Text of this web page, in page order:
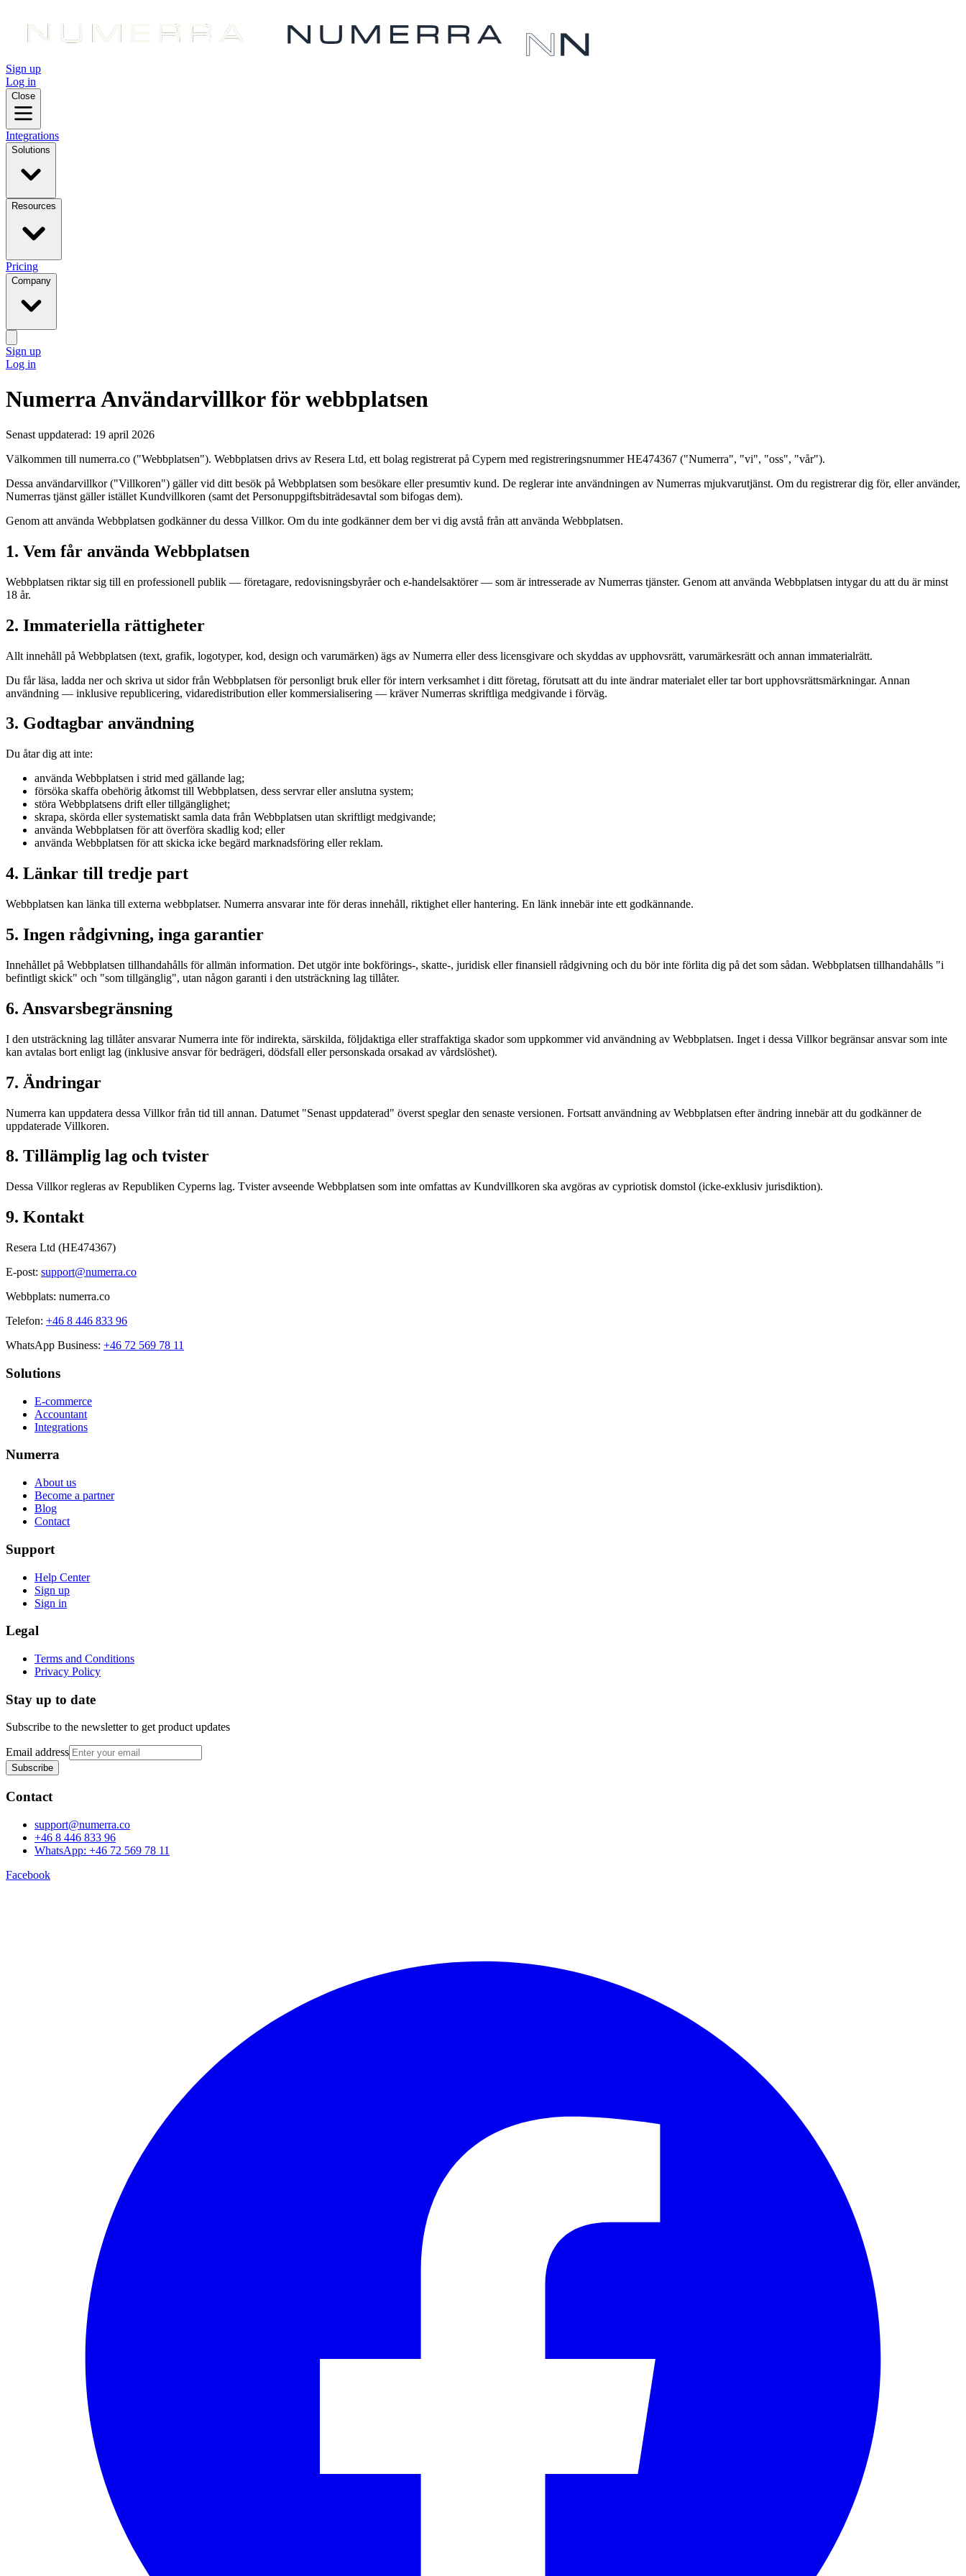
Sign up
Log in
Close
Integrations
Solutions
Resources
Pricing
Company
Sign up
Log in
Numerra Användarvillkor för webbplatsen
Senast uppdaterad: 19 april 2026
Välkommen till numerra.co ("Webbplatsen"). Webbplatsen drivs av Resera Ltd, ett bolag registrerat på Cypern med registreringsnummer HE474367 ("Numerra", "vi", "oss", "vår").
Dessa användarvillkor ("Villkoren") gäller vid ditt besök på Webbplatsen som besökare eller presumtiv kund. De reglerar inte användningen av Numerras mjukvarutjänst. Om du registrerar dig för, eller använder,
Numerras tjänst gäller istället Kundvillkoren (samt det Personuppgiftsbiträdesavtal som bifogas dem).
Genom att använda Webbplatsen godkänner du dessa Villkor. Om du inte godkänner dem ber vi dig avstå från att använda Webbplatsen.
1. Vem får använda Webbplatsen
Webbplatsen riktar sig till en professionell publik — företagare, redovisningsbyråer och e-handelsaktörer — som är intresserade av Numerras tjänster. Genom att använda Webbplatsen intygar du att du är minst
18 år.
2. Immateriella rättigheter
Allt innehåll på Webbplatsen (text, grafik, logotyper, kod, design och varumärken) ägs av Numerra eller dess licensgivare och skyddas av upphovsrätt, varumärkesrätt och annan immaterialrätt.
Du får läsa, ladda ner och skriva ut sidor från Webbplatsen för personligt bruk eller för intern verksamhet i ditt företag, förutsatt att du inte ändrar materialet eller tar bort upphovsrättsmärkningar. Annan
användning — inklusive republicering, vidaredistribution eller kommersialisering — kräver Numerras skriftliga medgivande i förväg.
3. Godtagbar användning
Du åtar dig att inte:
använda Webbplatsen i strid med gällande lag;
försöka skaffa obehörig åtkomst till Webbplatsen, dess servrar eller anslutna system;
störa Webbplatsens drift eller tillgänglighet;
skrapa, skörda eller systematiskt samla data från Webbplatsen utan skriftligt medgivande;
använda Webbplatsen för att överföra skadlig kod; eller
använda Webbplatsen för att skicka icke begärd marknadsföring eller reklam.
4. Länkar till tredje part
Webbplatsen kan länka till externa webbplatser. Numerra ansvarar inte för deras innehåll, riktighet eller hantering. En länk innebär inte ett godkännande.
5. Ingen rådgivning, inga garantier
Innehållet på Webbplatsen tillhandahålls för allmän information. Det utgör inte bokförings-, skatte-, juridisk eller finansiell rådgivning och du bör inte förlita dig på det som sådan. Webbplatsen tillhandahålls "i
befintligt skick" och "som tillgänglig", utan någon garanti i den utsträckning lag tillåter.
6. Ansvarsbegränsning
I den utsträckning lag tillåter ansvarar Numerra inte för indirekta, särskilda, följdaktiga eller straffaktiga skador som uppkommer vid användning av Webbplatsen. Inget i dessa Villkor begränsar ansvar som inte
kan avtalas bort enligt lag (inklusive ansvar för bedrägeri, dödsfall eller personskada orsakad av vårdslöshet).
7. Ändringar
Numerra kan uppdatera dessa Villkor från tid till annan. Datumet "Senast uppdaterad" överst speglar den senaste versionen. Fortsatt användning av Webbplatsen efter ändring innebär att du godkänner de
uppdaterade Villkoren.
8. Tillämplig lag och tvister
Dessa Villkor regleras av Republiken Cyperns lag. Tvister avseende Webbplatsen som inte omfattas av Kundvillkoren ska avgöras av cypriotisk domstol (icke-exklusiv jurisdiktion).
9. Kontakt
Resera Ltd (HE474367)
E-post: support@numerra.co
Webbplats: numerra.co
Telefon: +46 8 446 833 96
WhatsApp Business: +46 72 569 78 11
Solutions
E-commerce
Accountant
Integrations
Numerra
About us
Become a partner
Blog
Contact
Support
Help Center
Sign up
Sign in
Legal
Terms and Conditions
Privacy Policy
Stay up to date
Subscribe to the newsletter to get product updates
Email address
Subscribe
Contact
support@numerra.co
+46 8 446 833 96
WhatsApp: +46 72 569 78 11
Facebook